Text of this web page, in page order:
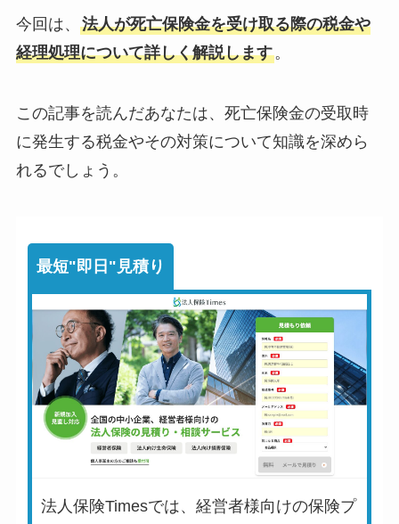
今回は、 法人が死亡保険金を受け取る際の税金や
経理処理について詳しく解説します。
この記事を読んだあなたは、死亡保険金の受取時
に発生する税金やその対策について知識を深めら
れるでしょう。
最短"即日"見積り
法人保険Timesでは、経営者様向けの保険プ